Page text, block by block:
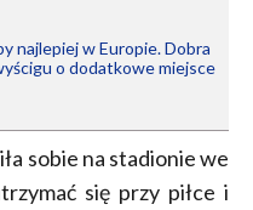
najlepiej w Europie. Dobra
o dodatkowe miejsce
sobie na stadionie we
się przy piłce i